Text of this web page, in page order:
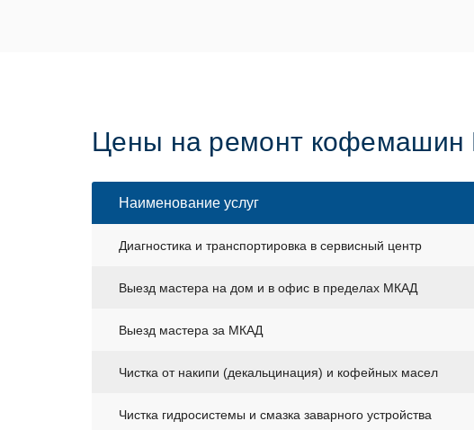
Цены на ремонт кофемашин
Наименование услуг
Диагностика и транспортировка в сервисный центр
Выезд мастера на дом и в офис в пределах МКАД
Выезд мастера за МКАД
Чистка от накипи (декальцинация) и кофейных масел
Чистка гидросистемы и смазка заварного устройства